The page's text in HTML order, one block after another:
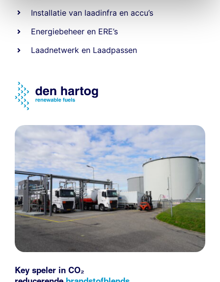
Installatie van laadinfra en accu’s
Energiebeheer en ERE’s
Laadnetwerk en Laadpassen
Key speler in CO₂